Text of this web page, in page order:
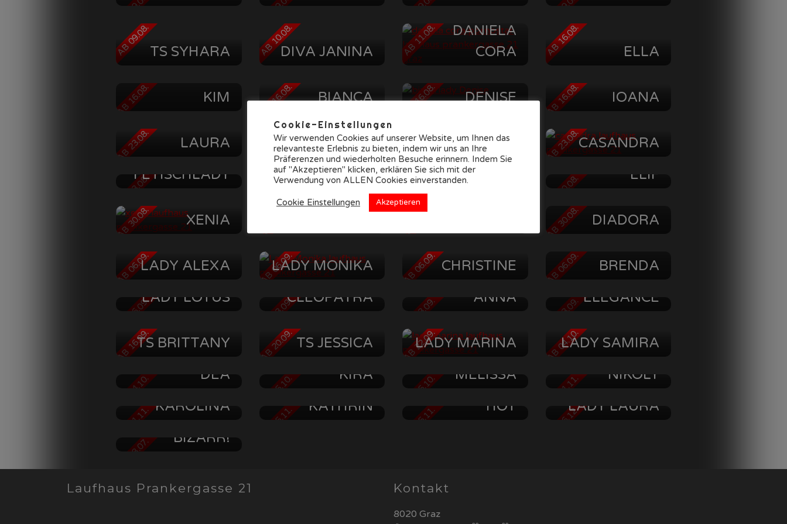
AB 09.08. AB 09.08. AB 09.08. AB 09.08.
AB 09.08.TS SYHARA AB 10.08.DIVA JANINA AB 11.08.
DANIELA
CORA
AB 16.08. ELLA
AB 16.08.
KIM
AB 16.08. BIANCA AB 16.08.
DENISE
AB 16.08. IOANA
AB 23.08. LAURA AB 23.08. TS IVANA AB 23.08. KAMILA AB 23.08.CASANDRA
AB 23.08.
FETISCHLADY
AB 23.08.
SABINE
ROUGE
PORNBABE
AB 23.08.LADY NICOLE AB 30.08. ELIF
AB 30.08. XENIA AB 30.08.
LADY VENUS
AB 30.08.
DIADORA
AB 06.09.LADY ALEXA AB 06.09.
LADY MONIKA AB 06.09. CHRISTINE AB 06.09.
BRENDA
AB 06.09.LADY LOTUS
AB 13.09.CLEOPATRA AB 13.09. ANNA AB 13.09.ELEGANCE
AB 16.09.TS BRITTANY AB 20.09.TS JESSICA AB 22.09.
LADY MARINA AB 04.10.
LADY SAMIRA
AB 24.10.
HERRIN CHRIS
DEA
AB 25.10.
KIRA
AB 25.10.
LADY
MELISSA
AB 01.11. NIKOLY
AB 01.11. KAROLINA AB 15.11.
KATHRIN
AB 15.11.
TS MARCELLA
HOT
AB 06.12.LADY LAURA
AB 18.07.
BIZARR!
Laufhaus Prankergasse 21 Kontakt
8020 Graz
Cookie-Einstellungen
Wir verwenden Cookies auf unserer Website, um Ihnen das
relevanteste Erlebnis zu bieten, indem wir uns an Ihre
Präferenzen und wiederholten Besuche erinnern. Indem Sie
auf "Akzeptieren" klicken, erklären Sie sich mit der
Verwendung von ALLEN Cookies einverstanden.
Cookie Einstellungen Akzeptieren